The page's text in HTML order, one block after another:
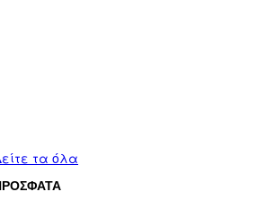
τα όλα